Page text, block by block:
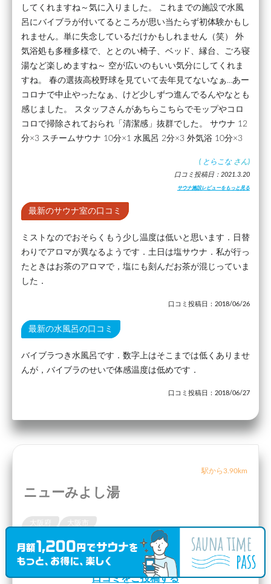
してくれますね～気に入りました。 これまでの施設で水風
呂にバイブラが付いてるところが思い当たらず初体験かもし
れません。単に失念しているだけかもしれません（笑） 外
気浴処も多種多様で、ととのい椅子、ベッド、縁台、ごろ寝
湯など楽しめますね～ 空が広いのもいい気分にしてくれま
すね。 春の選抜高校野球を見ていて去年見てないなぁ...あー
コロナで中止やったなぁ、けど少しずつ進んでるんやなとも
感じました。 スタッフさんがあちらこちらでモップやコロ
コロで掃除されておられ「清潔感」抜群でした。 サウナ 12
分×3 スチームサウナ 10分×1 水風呂 2分×3 外気浴 10分×3
( とらこな さん)
口コミ投稿日：2021.3.20
サウナ施設レビューをもっと見る
最新のサウナ室の口コミ
ミストなのでおそらくもう少し温度は低いと思います．日替
わりでアロマが異なるようです．土日は塩サウナ．私が行っ
たときはお茶のアロマで，塩にも刻んだお茶が混じっていま
した．
口コミ投稿日：2018/06/26
最新の水風呂の口コミ
バイブラつき水風呂です．数字上はそこまでは低くありませ
んが，バイブラのせいで体感温度は低めです．
口コミ投稿日：2018/06/27
駅から3.90km
ニューみよし湯
〒535-0002 大阪府大阪市旭区大宮４丁目５−２６ ニューみよし湯
口コミをご投稿する